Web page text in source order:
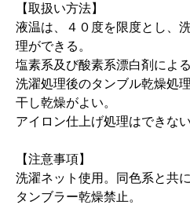
【取扱い方法】
液温は、４０度を限度とし、
理ができる。
塩素系及び酸素系漂白剤によ
洗濯処理後のタンブル乾燥処
干し乾燥がよい。
アイロン仕上げ処理はできない
【注意事項】
洗濯ネット使用。同色系と共
タンブラー乾燥禁止。